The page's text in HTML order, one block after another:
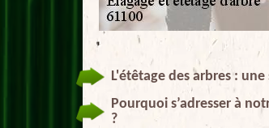
L'étêtage des arbres :
Pourquoi s’adresser à
?